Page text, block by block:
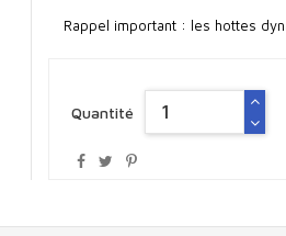
Rappel important : les hottes
Quantité